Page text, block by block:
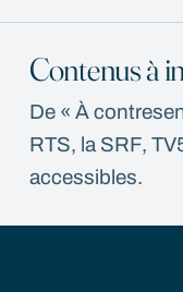
Contenus à
De « À
RTS, la SRF,
accessibles.